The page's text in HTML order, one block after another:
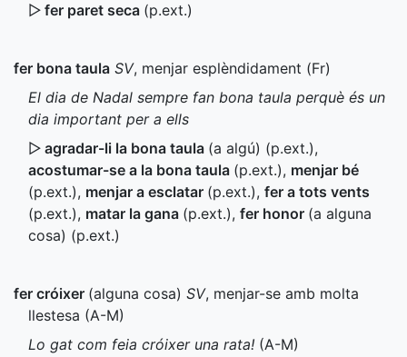
▷ fer paret seca (p.ext.)
fer bona taula SV, menjar esplèndidament (Fr)
El dia de Nadal sempre fan bona taula perquè és un
dia important per a ells
▷ agradar-li la bona taula (a algú) (p.ext.),
acostumar-se a la bona taula (p.ext.), menjar bé
(p.ext.), menjar a esclatar (p.ext.), fer a tots vents
(p.ext.), matar la gana (p.ext.), fer honor (a alguna
cosa) (p.ext.)
fer cróixer (alguna cosa) SV, menjar-se amb molta
llestesa (A-M)
Lo gat com feia cróixer una rata! (A-M)